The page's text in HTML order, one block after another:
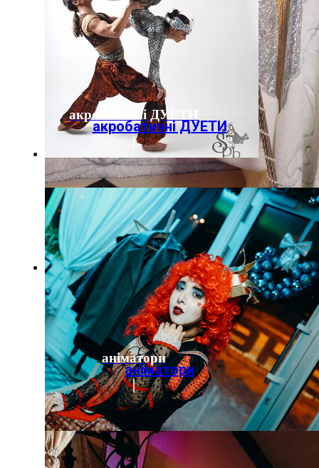
акробатичні ДУЕТИ
акробатичні ДУЕТИ
аніматори
аніматори